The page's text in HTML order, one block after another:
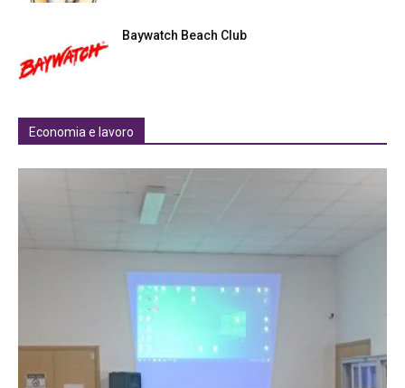
Baywatch Beach Club
Economia e lavoro